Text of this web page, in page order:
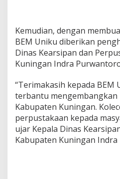
Kemudian, dengan
BEM Uniku diberikan
Dinas Kearsipan dan
Kuningan Indra
“Terimakasih kepada BEM
terbantu mengembangkan
Kabupaten Kuningan.
perpustakaan kepada
ujar Kepala Dinas
Kabupaten Kuningan